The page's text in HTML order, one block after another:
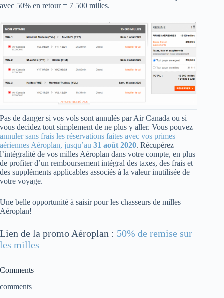
avec 50% en retour = 7 500 milles.
Pas de danger si vos vols sont annulés par Air Canada ou si
vous decidez tout simplement de ne plus y aller. Vous pouvez
annuler sans frais les réservations faites avec vos primes
aériennes Aéroplan, jusqu’au 31 août 2020. Récupérez
l’intégralité de vos milles Aéroplan dans votre compte, en plus
de profiter d’un remboursement intégral des taxes, des frais et
des suppléments applicables associés à la valeur inutilisée de
votre voyage.
Une belle opportunité à saisir pour les chasseurs de milles
Aéroplan!
Lien de la promo Aéroplan : 50% de remise sur
les milles
Comments
comments